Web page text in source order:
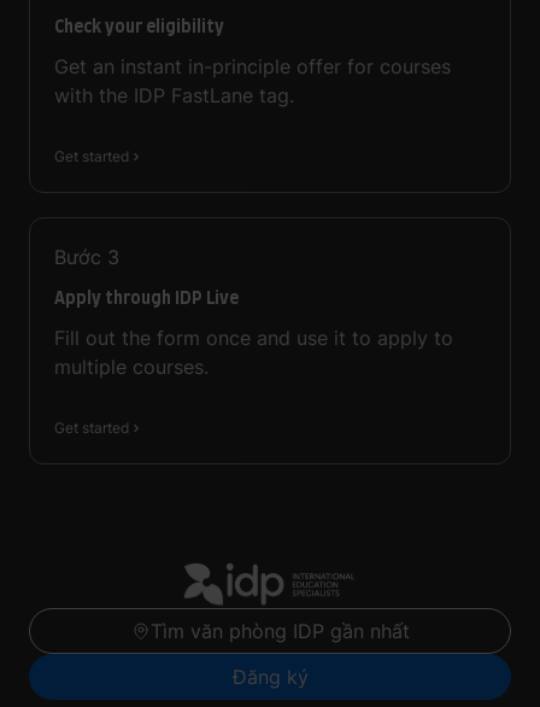
Check your eligibility
Get an instant in-principle offer for courses
with the IDP FastLane tag.
Get started
Bước 3
Apply through IDP Live
Fill out the form once and use it to apply to
multiple courses.
Get started
Tìm văn phòng IDP gần nhất
Đăng ký